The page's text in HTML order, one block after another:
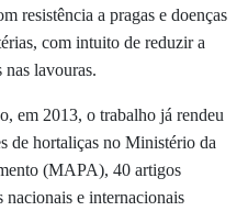
resistência a pragas e doenças
com intuito de reduzir a
lavouras.
em 2013, o trabalho já rendeu
de hortaliças no Ministério da
(MAPA), 40 artigos
e internacionais